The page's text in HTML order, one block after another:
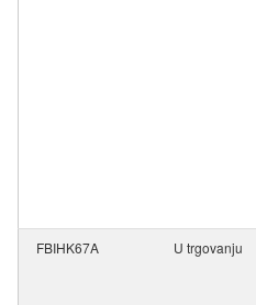
FBIHK67A U trgovanju